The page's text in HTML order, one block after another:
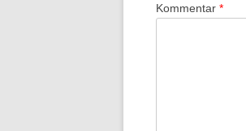
Kommentar *